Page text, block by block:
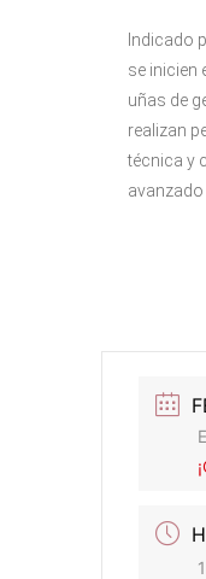
Indicado
se inicien
uñas de
realizan
técnica y